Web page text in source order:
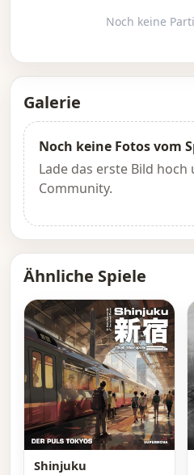
Noch keine
Galerie
Noch keine Fotos vom
Lade das erste Bild
Community.
Ähnliche Spiele
Shinjuku